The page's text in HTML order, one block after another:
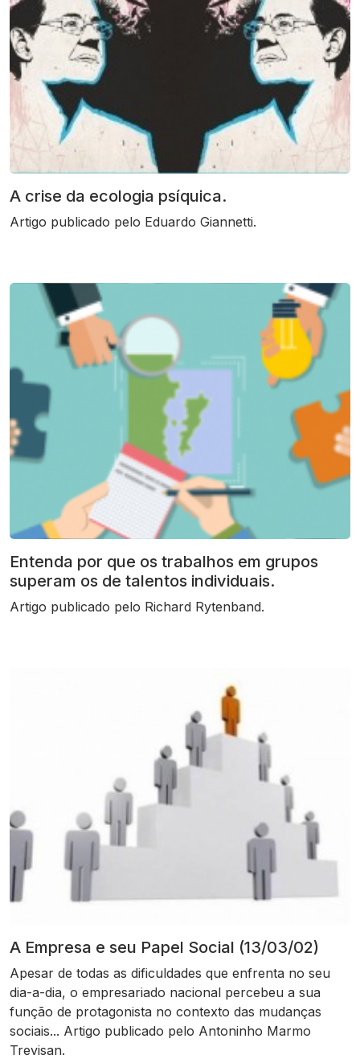
A crise da ecologia psíquica.
Artigo publicado pelo Eduardo Giannetti.
Entenda por que os trabalhos em grupos
superam os de talentos individuais.
Artigo publicado pelo Richard Rytenband.
A Empresa e seu Papel Social (13/03/02)
Apesar de todas as dificuldades que enfrenta no seu
dia-a-dia, o empresariado nacional percebeu a sua
função de protagonista no contexto das mudanças
sociais... Artigo publicado pelo Antoninho Marmo
Trevisan.